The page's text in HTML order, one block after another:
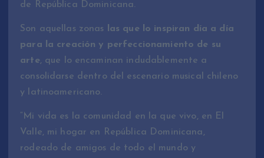
de República Dominicana.
Son aquellas zonas
las que lo inspiran día a día
para la creación y perfeccionamiento de su
arte, que lo encaminan indudablemente a
consolidarse dentro del escenario musical chileno
y latinoamericano.
“Mi vida es la comunidad en la que vivo, en El
Valle, mi hogar en República Dominicana,
rodeado de amigos de todo el mundo y